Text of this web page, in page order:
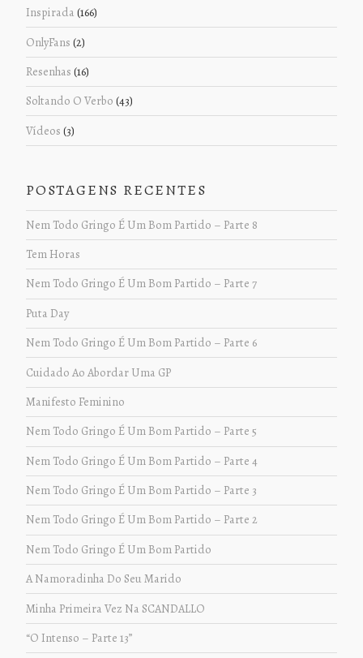
Inspirada (166)
OnlyFans (2)
Resenhas (16)
Soltando O Verbo (43)
Vídeos (3)
POSTAGENS RECENTES
Nem Todo Gringo É Um Bom Partido – Parte 8
Tem Horas
Nem Todo Gringo É Um Bom Partido – Parte 7
Puta Day
Nem Todo Gringo É Um Bom Partido – Parte 6
Cuidado Ao Abordar Uma GP
Manifesto Feminino
Nem Todo Gringo É Um Bom Partido – Parte 5
Nem Todo Gringo É Um Bom Partido – Parte 4
Nem Todo Gringo É Um Bom Partido – Parte 3
Nem Todo Gringo É Um Bom Partido – Parte 2
Nem Todo Gringo É Um Bom Partido
A Namoradinha Do Seu Marido
Minha Primeira Vez Na SCANDALLO
“O Intenso – Parte 13”